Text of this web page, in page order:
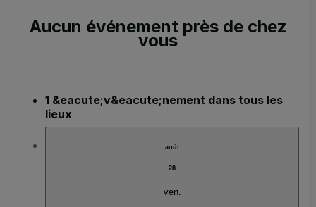
Aucun événement près de chez
vous
1 &eacute;v&eacute;nement dans tous les
lieux
août
28
ven.